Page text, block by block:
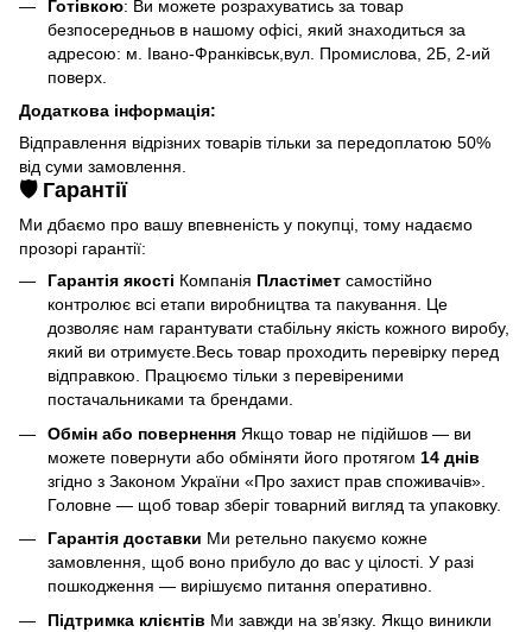
Готівкою: Ви можете розрахуватись за товар
безпосередньов в нашому офісі, який знаходиться за
адресою: м. Івано-Франківськ,вул. Промислова, 2Б, 2-ий
поверх.
Додаткова інформація:
Відправлення відрізних товарів тільки за передоплатою 50%
від суми замовлення.
🛡️ Гарантії
Ми дбаємо про вашу впевненість у покупці, тому надаємо
прозорі гарантії:
Гарантія якості Компанія Пластімет самостійно
контролює всі етапи виробництва та пакування. Це
дозволяє нам гарантувати стабільну якість кожного виробу,
який ви отримуєте.Весь товар проходить перевірку перед
відправкою. Працюємо тільки з перевіреними
постачальниками та брендами.
Обмін або повернення Якщо товар не підійшов — ви
можете повернути або обміняти його протягом 14 днів
згідно з Законом України «Про захист прав споживачів».
Головне — щоб товар зберіг товарний вигляд та упаковку.
Гарантія доставки Ми ретельно пакуємо кожне
замовлення, щоб воно прибуло до вас у цілості. У разі
пошкодження — вирішуємо питання оперативно.
Підтримка клієнтів Ми завжди на зв’язку. Якщо виникли